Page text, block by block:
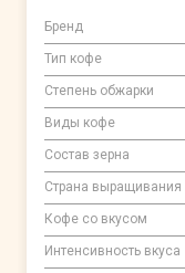
Бренд
Тип кофе
Степень обжарки
Виды кофе
Состав зерна
Страна выращивания
Кофе со вкусом
Интенсивность вкуса